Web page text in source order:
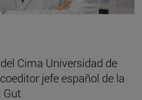
Cima Universidad de
jefe español de la
Gut